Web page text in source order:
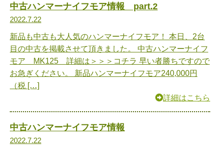
中古ハンマーナイフモア情報 part.2
2022.7.22
新品も中古も大人気のハンマーナイフモア！ 本日、2台
目の中古を掲載させて頂きました。 中古ハンマーナイフ
モア MK125 詳細は＞＞＞コチラ 早い者勝ちですので
お急ぎください。 新品ハンマーナイフモア240,000円
（税 […]
詳細はこちら
中古ハンマーナイフモア情報
2022.7.22